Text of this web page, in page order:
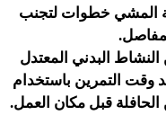
المشي خطوات لتجنب
30 دقيقة من النشاط البدني المعتدل
وقت التمرين باستخدام
الحافلة قبل مكان العمل.